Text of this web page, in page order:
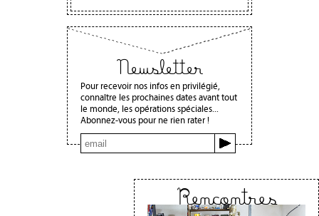
Newsletter
Pour recevoir nos infos en privilégié,
connaître les prochaines dates avant tout
le monde, les opérations spéciales...
Abonnez-vous pour ne rien rater !
Rencontres